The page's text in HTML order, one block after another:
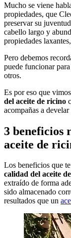
Mucho se viene
propiedades, que
preservar su
cabello largo y
propiedades
Pero debemos
puede funcionar
otros.
Es por eso que
del aceite de ricino
acompañas a
3 beneficios
aceite de
Los beneficios que
calidad del aceite
extraído de forma
sido almacenado
resultados que un